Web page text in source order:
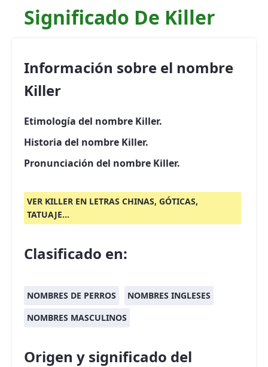
Significado De Killer
Información sobre el nombre
Killer
Etimología del nombre Killer.
Historia del nombre Killer.
Pronunciación del nombre Killer.
VER KILLER EN LETRAS CHINAS, GÓTICAS,
TATUAJE...
Clasificado en:
NOMBRES DE PERROS
NOMBRES INGLESES
NOMBRES MASCULINOS
Origen y significado del